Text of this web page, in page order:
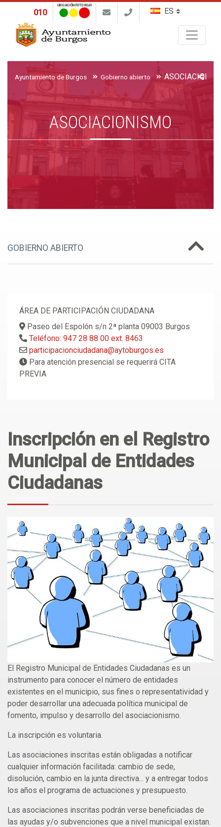
010
UBICACIÓN FOTO ROJO
Ayuntamiento de Burgos Gobierno abierto
ASOCIACIONISMO
GOBIERNO ABIERTO
ÁREA DE PARTICIPACIÓN CIUDADANA
Paseo del Espolón s/n 2ª planta 09003 Burgos
Teléfono: 947 28 88 00 ext. 8463
participacionciudadana@aytoburgos.es
Para atención presencial se requerirá CITA
PREVIA
Inscripción en el Registro
Municipal de Entidades
Ciudadanas
El Registro Municipal de Entidades Ciudadanas es un
instrumento para conocer el número de entidades
existentes en el municipio, sus fines o representatividad y
poder desarrollar una adecuada política municipal de
fomento, impulso y desarrollo del asociacionismo.
La inscripción es voluntaria.
Las asociaciones inscritas están obligadas a notificar
cualquier información facilitada: cambio de sede,
disolución, cambio en la junta directiva... y a entregar todos
los años el programa de actuaciones y presupuesto.
Las asociaciones inscritas podrán verse beneficiadas de
las ayudas y/o subvenciones que a nivel municipal existan.